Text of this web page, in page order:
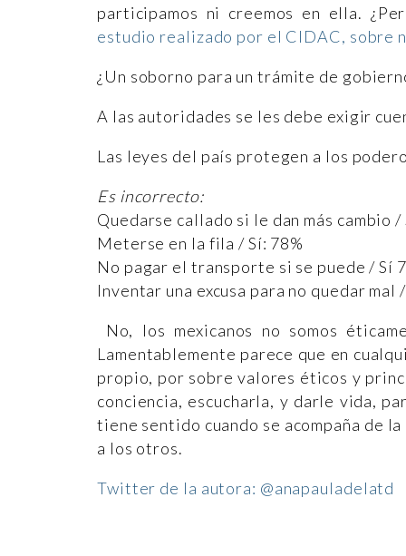
participamos ni creemos en ella.
estudio realizado por el CIDAC, sobre
¿Un soborno para un trámite de
A las autoridades se les debe exigir
Las leyes del país protegen a los
Es incorrecto:
Quedarse callado si le dan más cambio /
Meterse en la fila / Sí: 78%
No pagar el transporte si se puede / Sí
Inventar una excusa para no quedar mal
No, los mexicanos no somos
Lamentablemente parece que en
propio, por sobre valores éticos y
conciencia, escucharla, y darle vida,
tiene sentido cuando se acompaña de
a los otros.
Twitter de la autora: @anapauladelatd